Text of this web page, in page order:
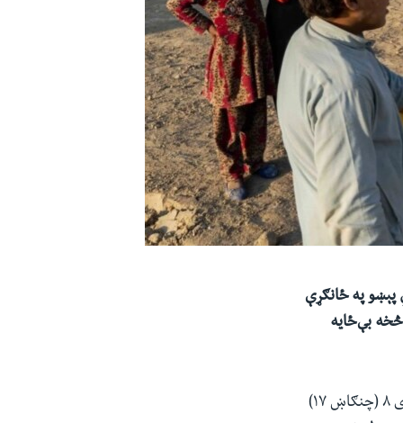
پېښو په ځانګړې
څخه بې‌ځایه
پېښو ته د رسېدو په چارو کې د دولت وزیر غلام‌بهاالدین جیلاني د پنجشنبې په ورځ جولای ۸ (چنګاښ ۱۷)